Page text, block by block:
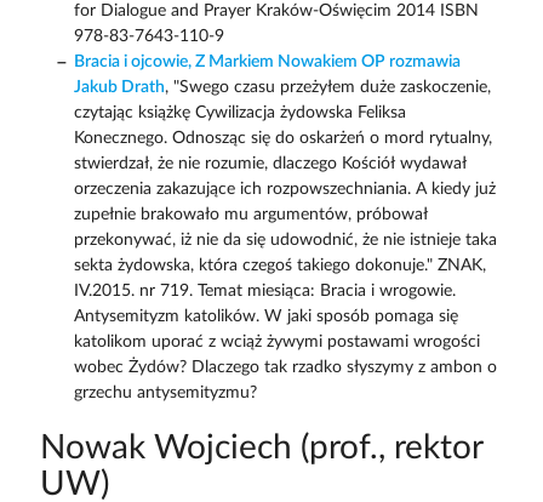
for Dialogue and Prayer Kraków-Oświęcim 2014 ISBN
978-83-7643-110-9
Bracia i ojcowie, Z Markiem Nowakiem OP rozmawia
Jakub Drath, "Swego czasu przeżyłem duże zaskoczenie,
czytając książkę Cywilizacja żydowska Feliksa
Konecznego. Odnosząc się do oskarżeń o mord rytualny,
stwierdzał, że nie rozumie, dlaczego Kościół wydawał
orzeczenia zakazujące ich rozpowszechniania. A kiedy już
zupełnie brakowało mu argumentów, próbował
przekonywać, iż nie da się udowodnić, że nie istnieje taka
sekta żydowska, która czegoś takiego dokonuje." ZNAK,
IV.2015. nr 719. Temat miesiąca: Bracia i wrogowie.
Antysemityzm katolików. W jaki sposób pomaga się
katolikom uporać z wciąż żywymi postawami wrogości
wobec Żydów? Dlaczego tak rzadko słyszymy z ambon o
grzechu antysemityzmu?
Nowak Wojciech (prof., rektor
UW)